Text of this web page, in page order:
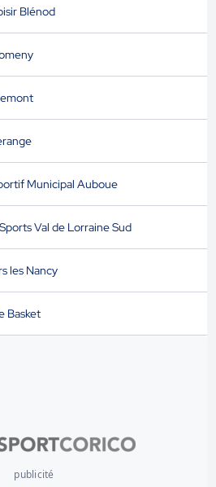
Blénod
Municipal Auboue
Val de Lorraine Sud
les Nancy
Basket
publicité